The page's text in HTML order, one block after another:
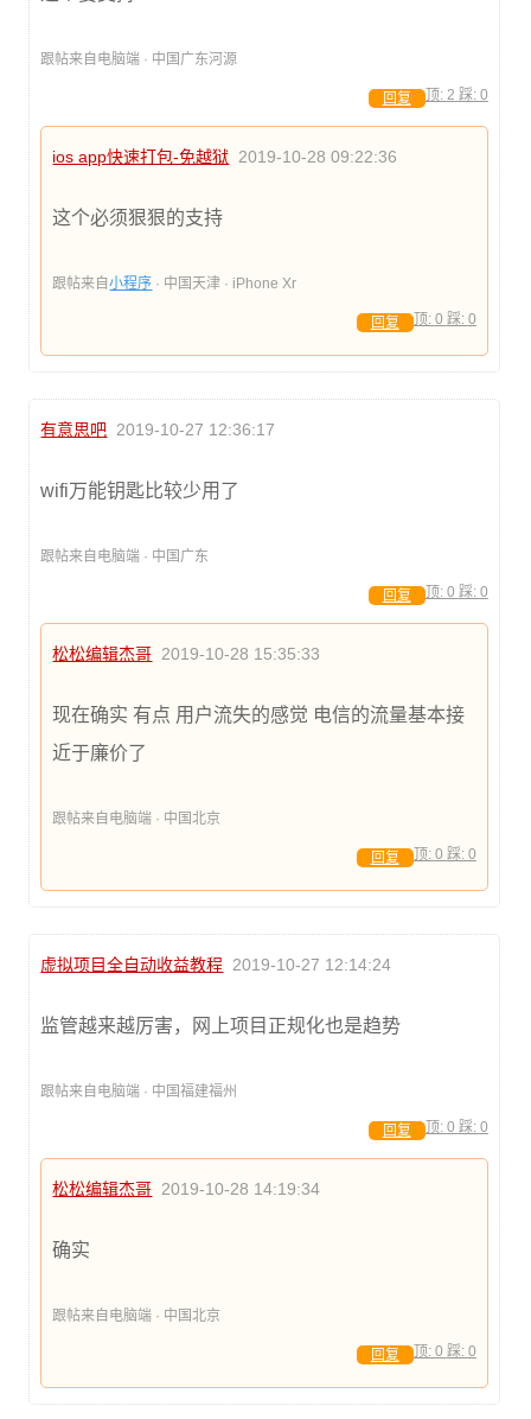
跟帖来自电脑端 · 中国广东河源
顶: 2 踩: 0
回复
ios app快速打包-免越狱 2019-10-28 09:22:36
这个必须狠狠的支持
跟帖来自小程序 · 中国天津 · iPhone Xr
顶: 0 踩: 0
回复
有意思吧 2019-10-27 12:36:17
wifi万能钥匙比较少用了
跟帖来自电脑端 · 中国广东
顶: 0 踩: 0
回复
松松编辑杰哥 2019-10-28 15:35:33
现在确实 有点 用户流失的感觉 电信的流量基本接
近于廉价了
跟帖来自电脑端 · 中国北京
顶: 0 踩: 0
回复
虚拟项目全自动收益教程 2019-10-27 12:14:24
监管越来越厉害，网上项目正规化也是趋势
跟帖来自电脑端 · 中国福建福州
顶: 0 踩: 0
回复
松松编辑杰哥 2019-10-28 14:19:34
确实
跟帖来自电脑端 · 中国北京
顶: 0 踩: 0
回复